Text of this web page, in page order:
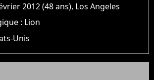
2012 (48 ans), Los Angeles
: Lion
Unis